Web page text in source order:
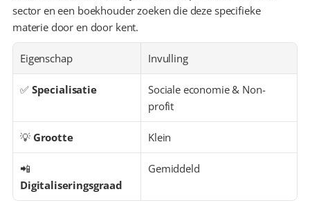
sector en een boekhouder zoeken die deze specifieke
materie door en door kent.
Eigenschap Invulling
✅ Specialisatie
Sociale economie & Non-
profit
💡 Grootte Klein
Digitaliseringsgraad
Gemiddeld